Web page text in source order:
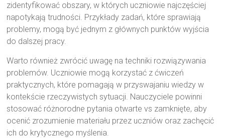
zidentyfikować obszary, w których uczniowie najczęściej
napotykają trudności. Przykłady zadań, które sprawiają
problemy, mogą być jednym z głównych punktów wyjścia
do dalszej pracy.
Warto również zwrócić uwagę na techniki rozwiązywania
problemów. Uczniowie mogą korzystać z ćwiczeń
praktycznych, które pomagają w przyswajaniu wiedzy w
kontekście rzeczywistych sytuacji. Nauczyciele powinni
stosować różnorodne pytania otwarte vs zamknięte, aby
ocenić zrozumienie materiału przez uczniów oraz zachęcić
ich do krytycznego myślenia.